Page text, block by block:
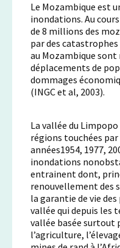
Le Mozambique est
inondations. Au
de 8 millions des
par des
au Mozambique sont
déplacements de
dommages
(INGC et al, 2003).
La vallée du
régions touchées
années1954, 1977,
inondations
entrainent dont,
renouvellement des
la garantie de vie
vallée qui depuis les
vallée basée surtout
l’agriculture,